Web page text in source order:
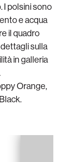
I polsini sono
e acqua
il quadro
sulla
in galleria
Orange,